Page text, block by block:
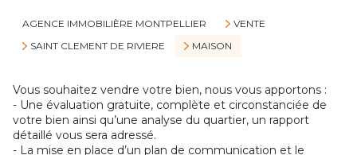
AGENCE IMMOBILIÈRE MONTPELLIER
VENTE
SAINT CLEMENT DE RIVIERE
MAISON
Vous souhaitez vendre votre bien, nous vous apportons :
- Une évaluation gratuite, complète et circonstanciée de
votre bien ainsi qu’une analyse du quartier, un rapport
détaillé vous sera adressé.
- La mise en place d’un plan de communication et le